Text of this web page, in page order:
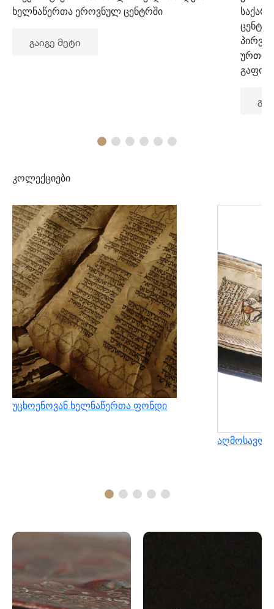
ხელნაწერთა ეროვნულ ცენტრში
გაიგე მეტი
კოლექციები
უცხოენოვან ხელნაწერთა ფონდი